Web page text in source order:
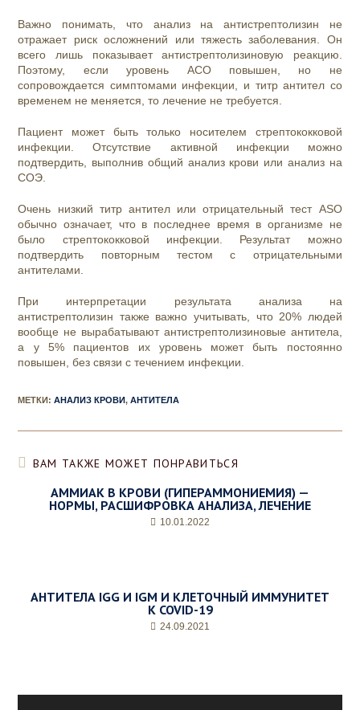
Важно понимать, что анализ на антистрептолизин не
отражает риск осложнений или тяжесть заболевания. Он
всего лишь показывает антистрептолизиновую реакцию.
Поэтому, если уровень АСО повышен, но не
сопровождается симптомами инфекции, и титр антител со
временем не меняется, то лечение не требуется.
Пациент может быть только носителем стрептококковой
инфекции. Отсутствие активной инфекции можно
подтвердить, выполнив общий анализ крови или анализ на
СОЭ.
Очень низкий титр антител или отрицательный тест ASO
обычно означает, что в последнее время в организме не
было стрептококковой инфекции. Результат можно
подтвердить повторным тестом с отрицательными
антителами.
При интерпретации результата анализа на
антистрептолизин также важно учитывать, что 20% людей
вообще не вырабатывают антистрептолизиновые антитела,
а у 5% пациентов их уровень может быть постоянно
повышен, без связи с течением инфекции.
МЕТКИ:АНАЛИЗ КРОВИ, АНТИТЕЛА
ВАМ ТАКЖЕ МОЖЕТ ПОНРАВИТЬСЯ
АММИАК В КРОВИ (ГИПЕРАММОНИЕМИЯ) —
НОРМЫ, РАСШИФРОВКА АНАЛИЗА, ЛЕЧЕНИЕ
10.01.2022
АНТИТЕЛА IGG И IGM И КЛЕТОЧНЫЙ ИММУНИТЕТ
К COVID-19
24.09.2021